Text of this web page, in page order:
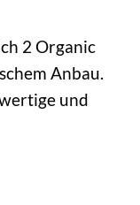
2 Organic
Anbau.
und